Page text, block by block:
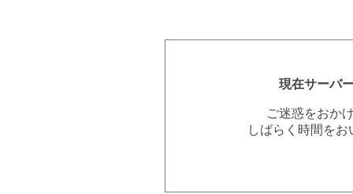
現在サーバ
ご迷惑をおか
しばらく時間を